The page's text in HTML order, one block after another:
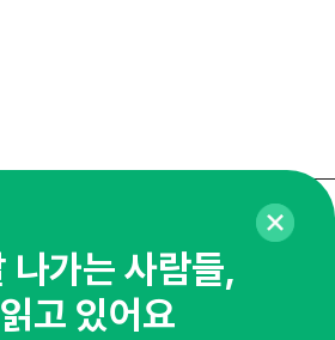
드릴게요!
는 뉴스레터
나가는 사람들,
고 있어요